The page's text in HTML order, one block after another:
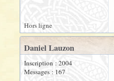
Hors ligne
Daniel Lauzon
Inscription : 2004
Messages : 167